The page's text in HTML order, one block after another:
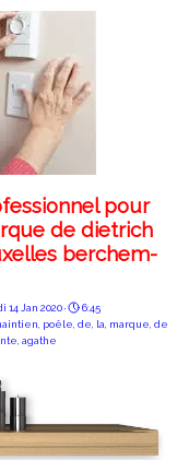
pour
de dietrich
berchem-
14 Jan 2020 ·
6:45
poêle de la marque de
agathe